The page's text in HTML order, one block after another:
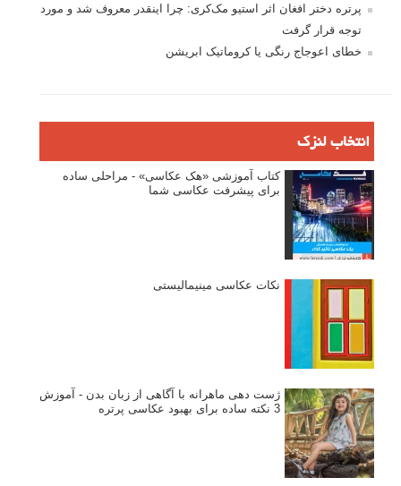
پرتره دختر افغان اثر استیو مک‌کری: چرا اینقدر معروف شد و مورد
توجه قرار گرفت
خطای اعوجاج رنگی یا کروماتیک ابریشن
انتخاب لنزک
کتاب آموزشی «هک عکاسی» - مراحلی ساده
برای پیشرفت عکاسی شما
نکات عکاسی مینیمالیستی
ژست دهی ماهرانه با آگاهی از زبان بدن - آموزش
3 نکته ساده برای بهبود عکاسی پرتره